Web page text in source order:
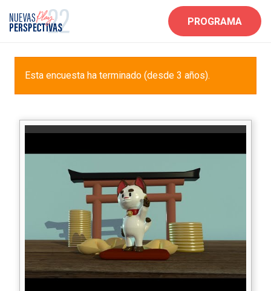
PROGRAMA
Esta encuesta ha terminado (desde 3 años).